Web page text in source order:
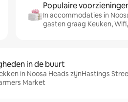
Populaire
In accommodaties in
gasten graag Keuken,
in de buurt
in Noosa Heads zijnHastings
Market